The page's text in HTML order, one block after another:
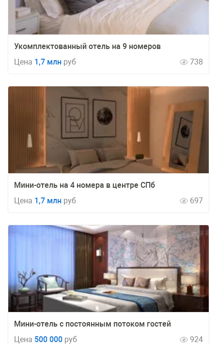
Укомплектованный отель на 9 номеров
Цена 1,7 млн руб 738
Мини-отель на 4 номера в центре СПб
Цена 1,7 млн руб 697
Мини-отель с постоянным потоком гостей
Цена 500 000 руб 924